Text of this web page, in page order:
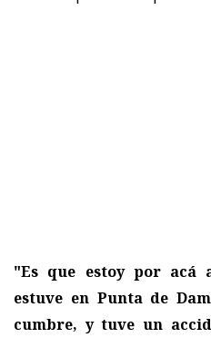
"Es que estoy por acá
estuve en Punta de
cumbre, y tuve un